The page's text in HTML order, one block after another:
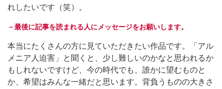
れしたいです（笑）。
－最後に記事を読まれる人にメッセージをお願いします。
本当にたくさんの方に見ていただきたい作品です。「アル
メニア人迫害」と聞くと、少し難しいのかなと思われるか
もしれないですけど、今の時代でも、誰かに望むものと
か、希望はみんな一緒だと思います。背負うものの大きさ